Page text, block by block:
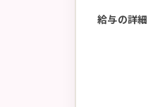
給与の詳細